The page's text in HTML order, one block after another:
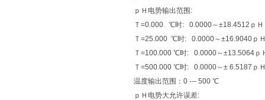
ｐＨ电势输出范围:
Ｔ=0.000 ℃时: 0.0000～±18.4512ｐＨ
Ｔ=25.000 ℃时: 0.0000～±16.9040ｐ
Ｔ=100.000 ℃时: 0.0000～±13.5064ｐ
Ｔ=500.000 ℃时: 0.0000～± 6.5187ｐ
温度输出范围：0 --- 500 ℃
ｐＨ电势大允许误差: